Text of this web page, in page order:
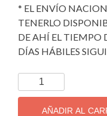
* EL ENVÍO
TENERLO
DE AHÍ EL TIEMPO
DÍAS HÁBILES
TAPIZ
DECORATIVO
IMPORTADO
AÑADIR AL